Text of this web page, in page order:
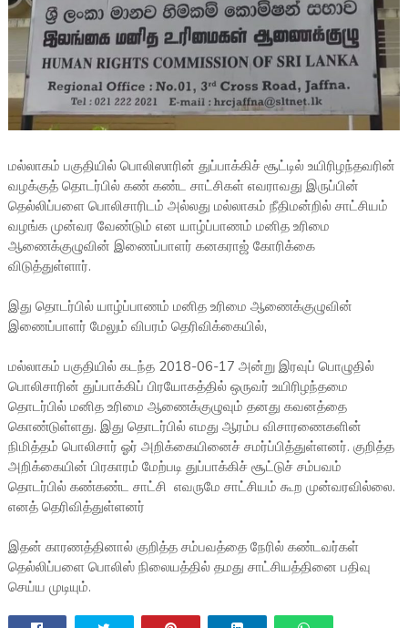
மல்லாகம் பகுதியில் பொலிஸாரின் துப்பாக்கிச் சூட்டில் உயிரிழந்தவரின்
வழக்குத் தொடர்பில் கண் கண்ட சாட்சிகள் எவராவது இருப்பின்
தெல்லிப்பளை பொலிசாரிடம் அல்லது மல்லாகம் நீதிமன்றில் சாட்சியம்
வழங்க முன்வர வேண்டும் என யாழ்ப்பாணம் மனித உரிமை
ஆணைக்குழுவின் இணைப்பாளர் கனகராஜ் கோரிக்கை
விடுத்துள்ளார்.
இது தொடர்பில் யாழ்ப்பாணம் மனித உரிமை ஆணைக்குழுவின்
இணைப்பாளர் மேலும் விபரம் தெரிவிக்கையில்,
மல்லாகம் பகுதியில் கடந்த 2018-06-17 அன்று இரவுப் பொழுதில்
பொலிசாரின் துப்பாக்கிப் பிரயோகத்தில் ஒருவர் உயிரிழந்தமை
தொடர்பில் மனித உரிமை ஆணைக்குழுவும் தனது கவனத்தை
கொண்டுள்ளது. இது தொடர்பில் எமது ஆரம்ப விசாரணைகளின்
நிமித்தம் பொலிசார் ஓர் அறிக்கையினைச் சமர்ப்பித்துள்ளனர். குறித்த
அறிக்கையின் பிரகாரம் மேற்படி துப்பாக்கிச் சூட்டுச் சம்பவம்
தொடர்பில் கண்கண்ட சாட்சி எவருமே சாட்சியம் கூற முன்வரவில்லை.
எனத் தெரிவித்துள்ளனர்
இதன் காரணத்தினால் குறித்த சம்பவத்தை நேரில் கண்டவர்கள்
தெல்லிப்பளை பொலிஸ் நிலையத்தில் தமது சாட்சியத்தினை பதிவு
செய்ய முடியும்.